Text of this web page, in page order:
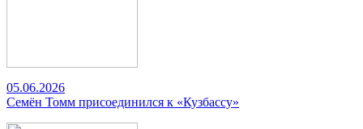
05.06.2026
Семён Томм присоединился к «Кузбассу»